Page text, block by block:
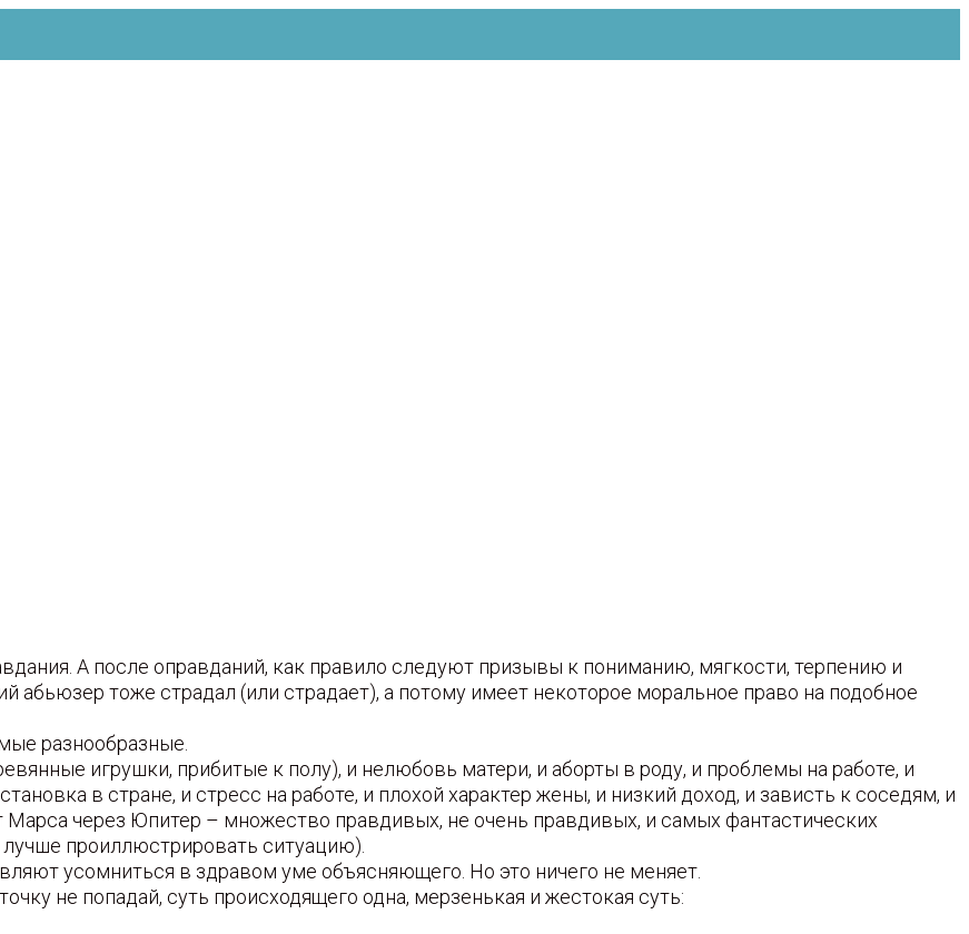
А после оправданий, как правило следуют призывы к пониманию, мягкости, терпению и
абьюзер тоже страдал (или страдает), а потому имеет некоторое моральное право на подобное
разнообразные.
игрушки, прибитые к полу), и нелюбовь матери, и аборты в роду, и проблемы на работе, и
в стране, и стресс на работе, и плохой характер жены, и низкий доход, и зависть к соседям, и
через Юпитер – множество правдивых, не очень правдивых, и самых фантастических
проиллюстрировать ситуацию).
усомниться в здравом уме объясняющего. Но это ничего не меняет.
не попадай, суть происходящего одна, мерзенькая и жестокая суть: